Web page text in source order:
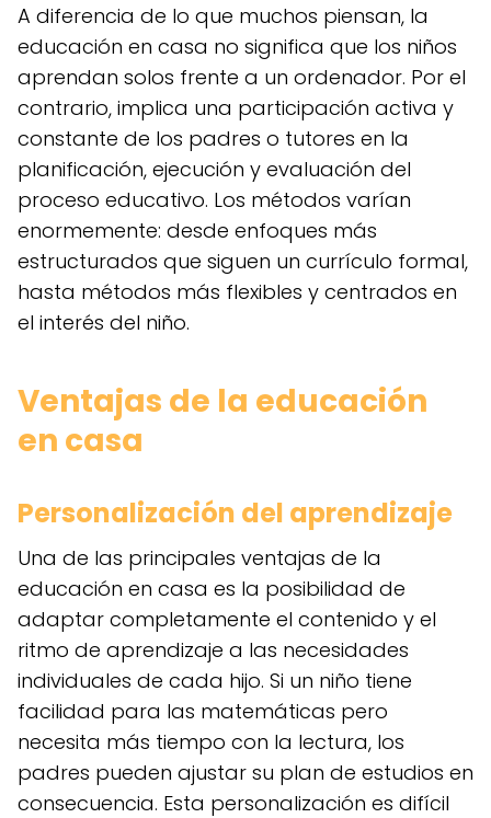
A diferencia de lo que muchos piensan, la
educación en casa no significa que los niños
aprendan solos frente a un ordenador. Por el
contrario, implica una participación activa y
constante de los padres o tutores en la
planificación, ejecución y evaluación del
proceso educativo. Los métodos varían
enormemente: desde enfoques más
estructurados que siguen un currículo formal,
hasta métodos más flexibles y centrados en
el interés del niño.
Ventajas de la educación
en casa
Personalización del aprendizaje
Una de las principales ventajas de la
educación en casa es la posibilidad de
adaptar completamente el contenido y el
ritmo de aprendizaje a las necesidades
individuales de cada hijo. Si un niño tiene
facilidad para las matemáticas pero
necesita más tiempo con la lectura, los
padres pueden ajustar su plan de estudios en
consecuencia. Esta personalización es difícil